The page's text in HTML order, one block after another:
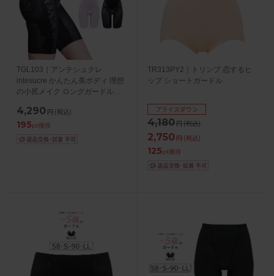
TGL103｜アンテシュクレ
intesucre かんたん美ボディ 理想
の小尻メイク ロングガードル
4,290 円 (税込)
195pt獲得
TR313PY2｜トリンプ 恋するヒ
ップ ショートガードル
4,180円(税込)
プライスダウン
2,750 円 (税込)
125pt獲得